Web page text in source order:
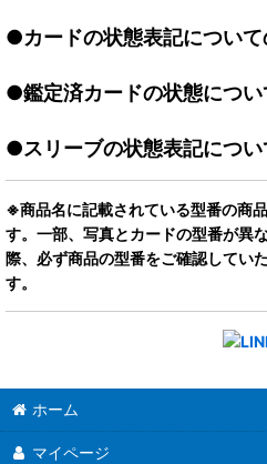
●カードの状態表記について
●鑑定済カードの状態につい
●スリーブの状態表記につい
※商品名に記載されている型番の商
す。一部、写真とカードの型番が異
際、必ず商品の型番をご確認してい
す。
ホーム
マイページ